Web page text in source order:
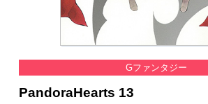
Gファンタジー
PandoraHearts 13